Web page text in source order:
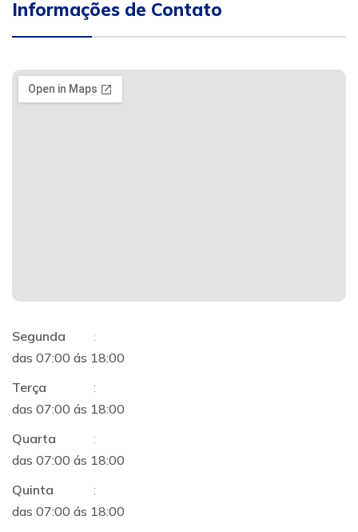
Informações de Contato
Segunda
:
das 07:00 ás 18:00
Terça
:
das 07:00 ás 18:00
Quarta
:
das 07:00 ás 18:00
Quinta
:
das 07:00 ás 18:00